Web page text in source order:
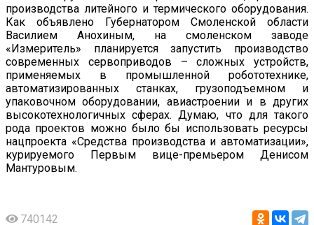
производства литейного и термического оборудования.
Как объявлено Губернатором Смоленской области
Василием Анохиным, на смоленском заводе
«Измеритель» планируется запустить производство
современных сервоприводов – сложных устройств,
применяемых в промышленной робототехнике,
автоматизированных станках, грузоподъемном и
упаковочном оборудовании, авиастроении и в других
высокотехнологичных сферах. Думаю, что для такого
рода проектов можно было бы использовать ресурсы
нацпроекта «Средства производства и автоматизации»,
курируемого Первым вице-премьером Денисом
Мантуровым.
740142